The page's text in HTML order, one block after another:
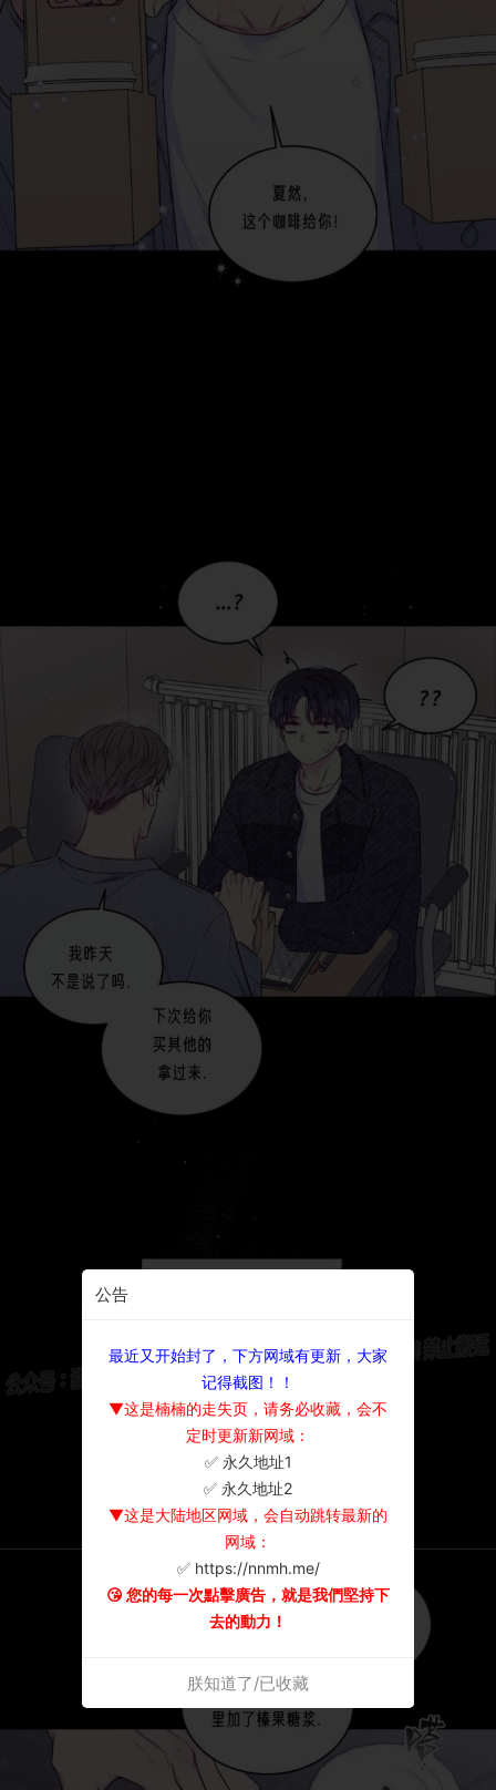
公告
最近又开始封了，下方网域有更新，大家
记得截图！！
▼这是楠楠的走失页，请务必收藏，会不
定时更新新网域：
✅ 永久地址1
✅ 永久地址2
▼这是大陆地区网域，会自动跳转最新的
网域：
✅ https://nnmh.me/
😘 您的每一次點擊廣告，就是我們堅持下
去的動力！
朕知道了/已收藏